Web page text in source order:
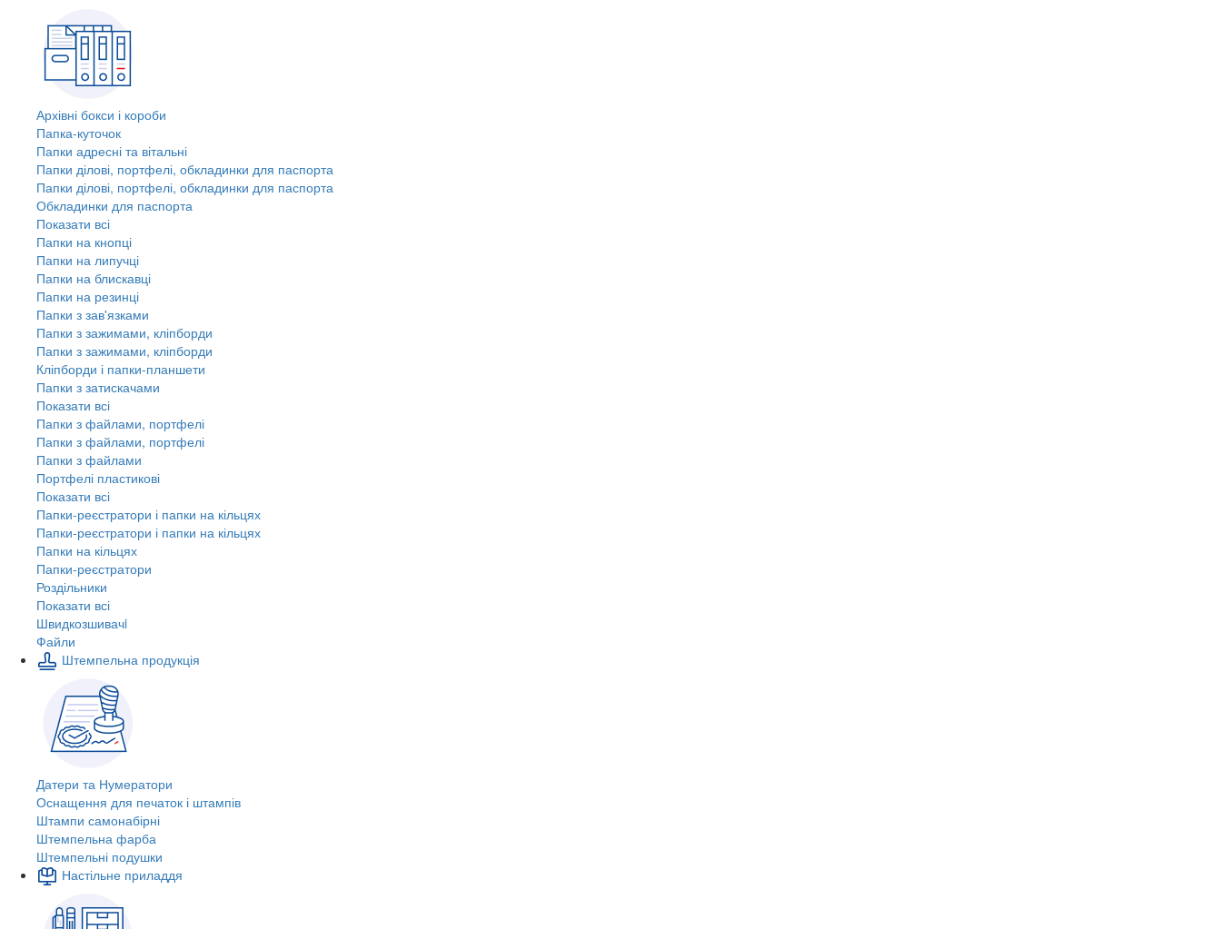
Архівні бокси і короби
Папка-куточок
Папки адресні та вітальні
Папки ділові, портфелі, обкладинки для паспорта
Папки ділові, портфелі, обкладинки для паспорта
Обкладинки для паспорта
Показати всі
Папки на кнопці
Папки на липучці
Папки на блискавці
Папки на резинці
Папки з зав'язками
Папки з зажимами, кліпборди
Папки з зажимами, кліпборди
Кліпборди і папки-планшети
Папки з затискачами
Показати всі
Папки з файлами, портфелі
Папки з файлами, портфелі
Папки з файлами
Портфелі пластикові
Показати всі
Папки-реєстратори і папки на кільцях
Папки-реєстратори і папки на кільцях
Папки на кільцях
Папки-реєстратори
Роздільники
Показати всі
Швидкозшивачi
Файли
Штемпельна продукція
Датери та Нумератори
Оснащення для печаток і штампів
Штампи самонабірні
Штемпельна фарба
Штемпельні подушки
Настільне приладдя